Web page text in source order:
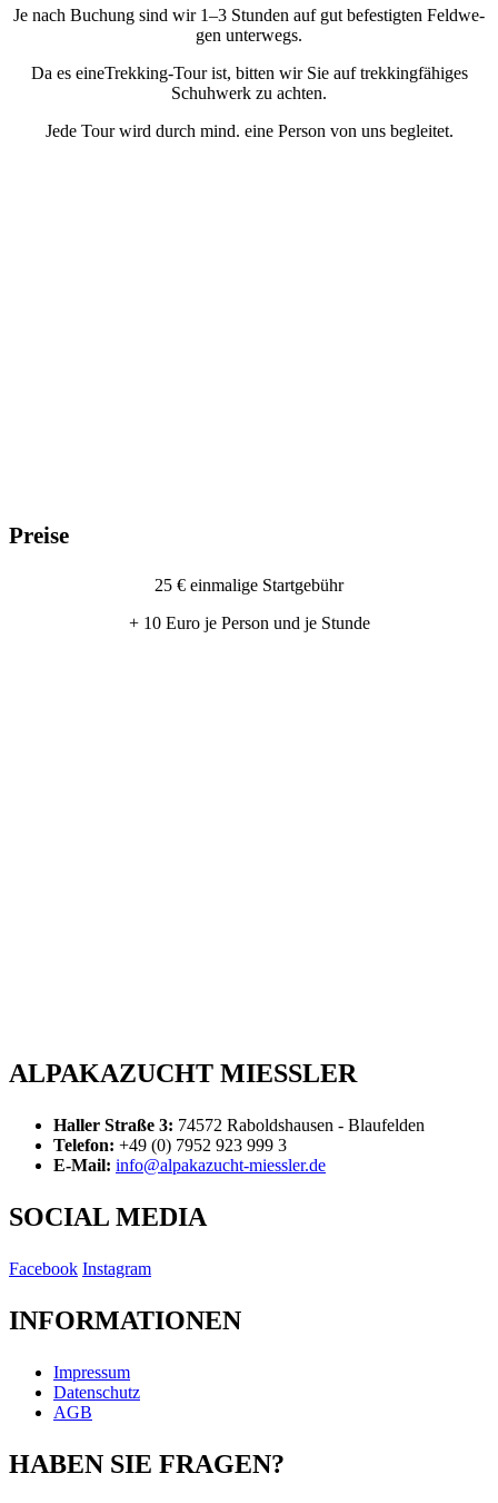
Je nach Buchung sind wir 1–3 Stun­den auf gut befes­tig­ten Feld­we­
gen unter­wegs.
Da es eineTrek­king-Tour ist, bit­ten wir Sie auf trek­king­fä­hi­ges
Schuh­werk zu ach­ten.
Jede Tour wird durch mind. eine Per­son von uns beglei­tet.
Prei­se
25 € ein­ma­li­ge Start­ge­bühr
+ 10 Euro je Per­son und je Stun­de
ALPAKAZUCHT MIESSLER
Haller Straße 3: 74572 Raboldshausen - Blaufelden
Telefon: +49 (0) 7952 923 999 3
E-Mail: info@alpakazucht-miessler.de
SOCIAL MEDIA
Facebook Instagram
INFORMATIONEN
Impres­sum
Daten­schutz
AGB
HABEN SIE FRAGEN?